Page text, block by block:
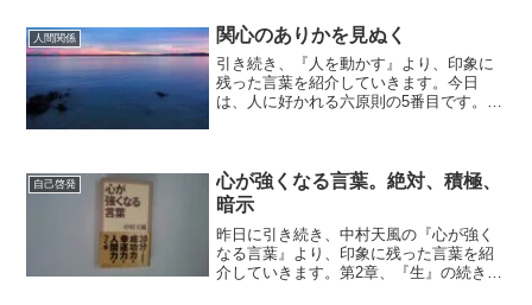
あとでは、苦言も...
人間関係 関心のありかを見ぬく
引き続き、『人を動かす』より、印象に
残った言葉を紹介していきます。今日
は、人に好かれる六原則の5番目です。相
分の関心のあることを話して...
自己啓発
心が強くなる言葉。絶対、積極、
暗示
昨日に引き続き、中村天風の『心が強く
なる言葉』より、印象に残った言葉を紹
介していきます。第2章、『生』の続きで